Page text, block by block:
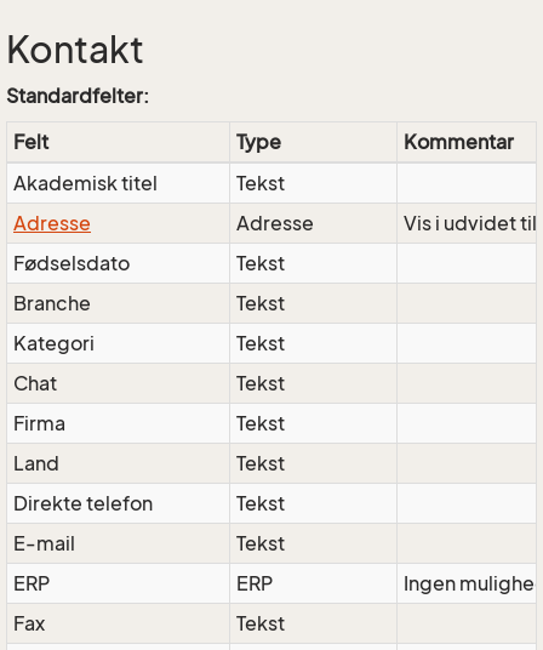
Kontakt
Standardfelter:
Felt
Type
Kommentar
Akademisk titel
Tekst
Adresse
Adresse
Vis i udvidet
Fødselsdato
Tekst
Branche
Tekst
Kategori
Tekst
Chat
Tekst
Firma
Tekst
Land
Tekst
Direkte telefon
Tekst
E-mail
Tekst
ERP
ERP
Ingen
Fax
Tekst